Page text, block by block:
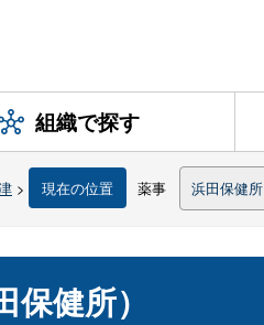
組織で探す
> 現在の位置 薬事 浜田保健所
健所）